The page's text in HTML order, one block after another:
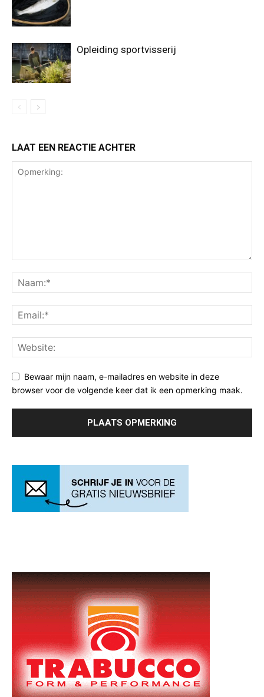
Opleiding sportvisserij
LAAT EEN REACTIE ACHTER
Bewaar mijn naam, e-mailadres en website in deze
browser voor de volgende keer dat ik een opmerking maak.